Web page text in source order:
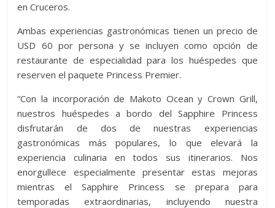
en Cruceros.
Ambas experiencias gastronómicas tienen un precio de
USD 60 por persona y se incluyen como opción de
restaurante de especialidad para los huéspedes que
reserven el paquete Princess Premier.
“Con la incorporación de Makoto Ocean y Crown Grill,
nuestros huéspedes a bordo del Sapphire Princess
disfrutarán de dos de nuestras experiencias
gastronómicas más populares, lo que elevará la
experiencia culinaria en todos sus itinerarios. Nos
enorgullece especialmente presentar estas mejoras
mientras el Sapphire Princess se prepara para
temporadas extraordinarias, incluyendo nuestra